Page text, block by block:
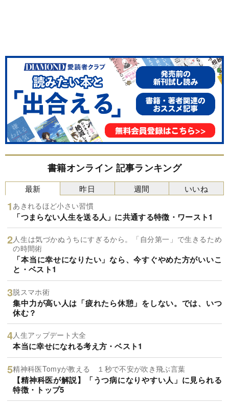
書籍オンライン 記事ランキング
最新
あきれるほど小さい習慣
「つまらない人生を送る人」に共通する特徴・ワースト1
人生は気づかぬうちにすぎるから。「自分第一」で生きるため
の時間術
「本当に幸せになりたい」なら、今すぐやめた方がいいこ
と・ベスト1
脱スマホ術
集中力が高い人は「疲れたら休憩」をしない。では、いつ
休む？
人生アップデート大全
本当に幸せになれる考え方・ベスト1
精神科医Tomyが教える １秒で不安が吹き飛ぶ言葉
【精神科医が解説】「うつ病になりやすい人」に見られる
特徴・トップ5
昨日 週間 いいね